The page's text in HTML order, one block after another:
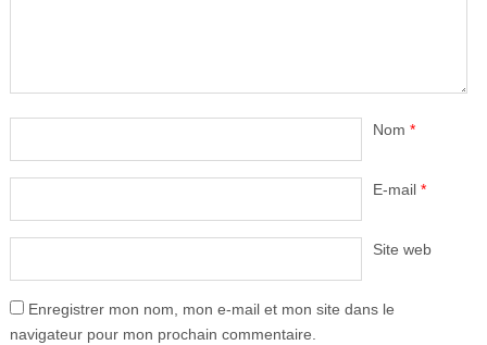
Nom *
E-mail *
Site web
Enregistrer mon nom, mon e-mail et mon site dans le
navigateur pour mon prochain commentaire.